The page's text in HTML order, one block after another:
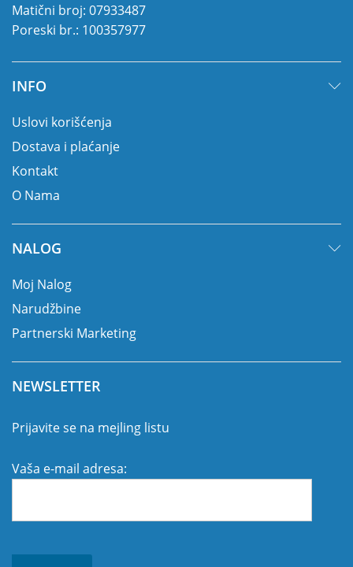
Matični broj: 07933487
Poreski br.: 100357977
INFO
Uslovi korišćenja
Dostava i plaćanje
Kontakt
O Nama
NALOG
Moj Nalog
Narudžbine
Partnerski Marketing
NEWSLETTER
Prijavite se na mejling listu
Vaša e-mail adresa: